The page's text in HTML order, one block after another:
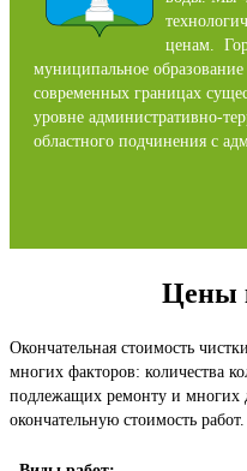
ценам.
муниципальное
современных границах
уровне административно-
областного подчинения с
Цены
Окончательная стоимость
многих факторов: количества
подлежащих ремонту и многих
окончательную стоимость работ.